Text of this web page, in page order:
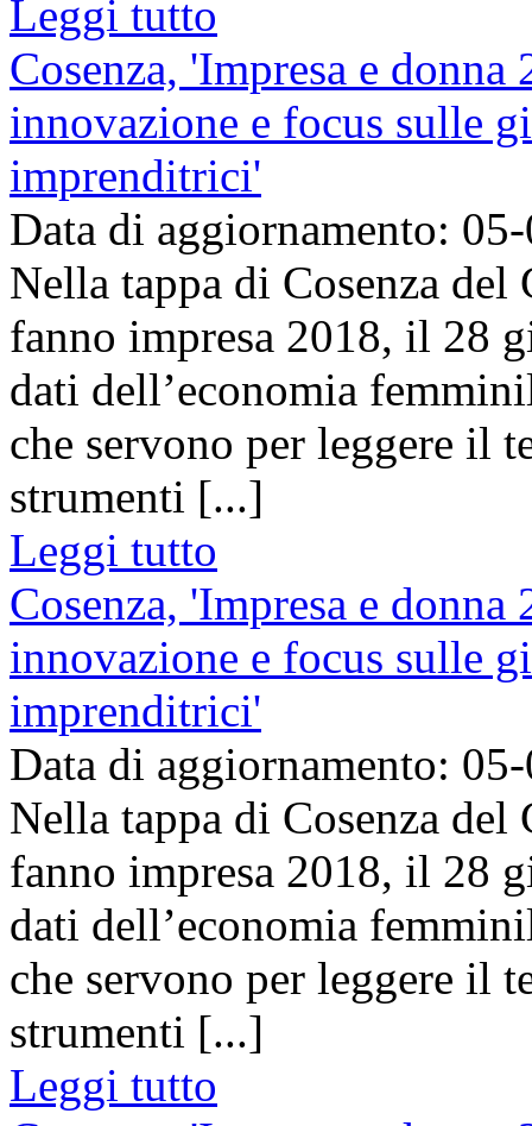
Leggi tutto
Cosenza, 'Impresa e
innovazione e focus sulle
imprenditrici'
Data di aggiornamento:
Nella tappa di Cosenza
fanno impresa 2018, il 28
dati dell’economia
che servono per leggere il
strumenti [...]
Leggi tutto
Cosenza, 'Impresa e
innovazione e focus sulle
imprenditrici'
Data di aggiornamento:
Nella tappa di Cosenza
fanno impresa 2018, il 28
dati dell’economia
che servono per leggere il
strumenti [...]
Leggi tutto